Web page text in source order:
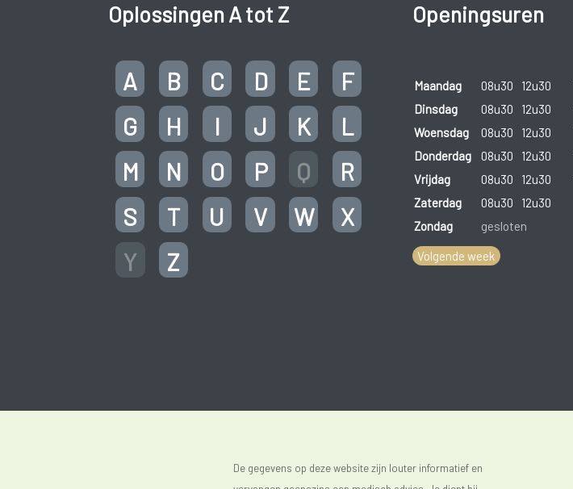
Oplossingen A tot Z
A B C D E
F
G
H I J K
L
M
N O P Q
R
S
T U V W
X
Y
Z
Openingsuren
Maandag 08u30 12u30
Dinsdag
08u30 12u30
Woensdag
08u30 12u30
Donderdag
08u30 12u30
Vrijdag
08u30 12u30
Zaterdag
08u30
12u30
Zondag
gesloten
Volgende week
De gegevens op deze website zijn louter informatief en